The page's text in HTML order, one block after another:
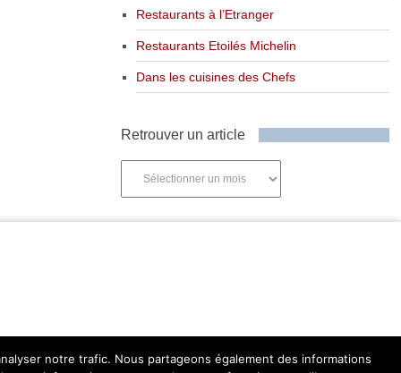
Restaurants à l’Etranger
Restaurants Etoilés Michelin
Dans les cuisines des Chefs
Retrouver un article
notre trafic. Nous partageons également des informations